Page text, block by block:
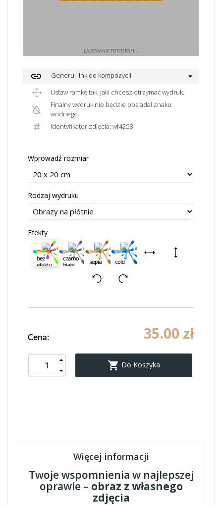
ŁADOWANIE FOTOGRAFII...
link
Generuj link do kompozycji
Ustaw ramkę tak, jaki chcesz otrzymać wydruk.
Finalny wydruk nie będzie posiadał znaku
wodnego.
Identyfikator zdjęcia: wf4258
Wprowadź rozmiar
Rodzaj wydruku
Efekty
Cena: 35.00 zł
 Do Koszyka
Więcej informacji
Twoje wspomnienia w najlepszej
oprawie – obraz z własnego
zdjęcia